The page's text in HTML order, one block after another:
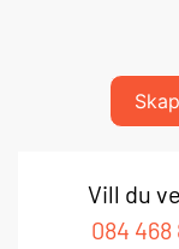
Vill du
084 468